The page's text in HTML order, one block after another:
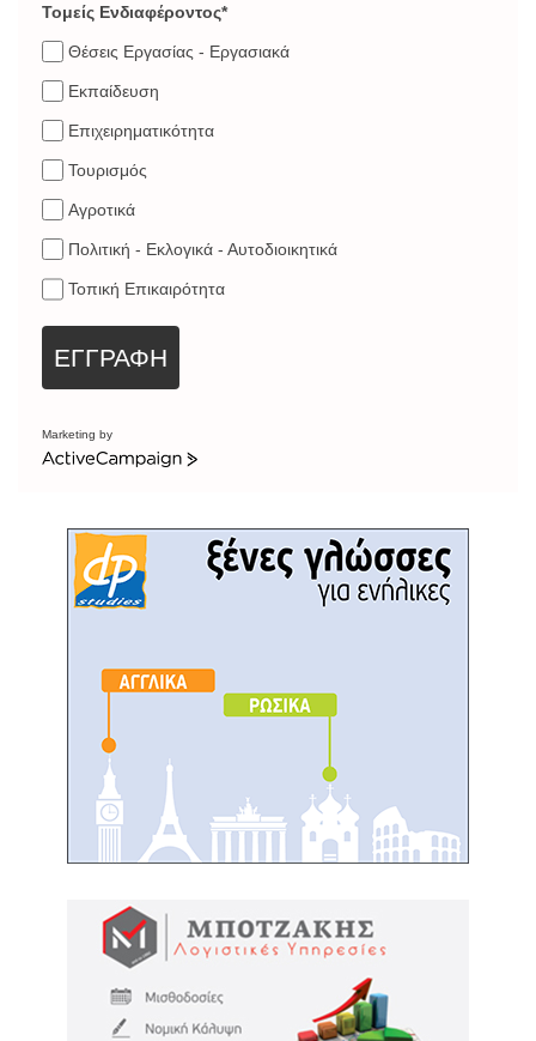
Τομείς Ενδιαφέροντος*
Θέσεις Εργασίας - Εργασιακά
Εκπαίδευση
Επιχειρηματικότητα
Τουρισμός
Αγροτικά
Πολιτική - Εκλογικά - Αυτοδιοικητικά
Τοπική Επικαιρότητα
ΕΓΓΡΑΦΗ
Marketing by